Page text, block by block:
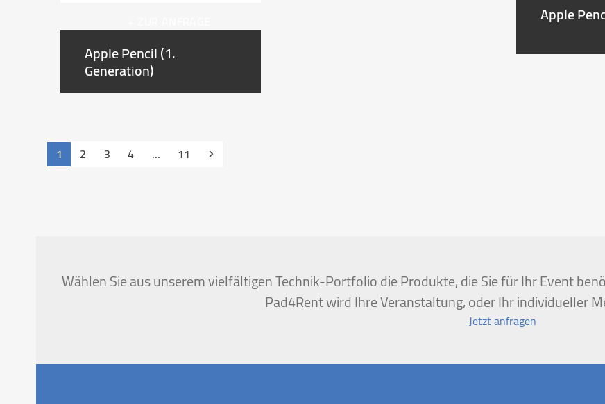
Apple Pencil (1.
Generation)
Apple
Seite
1 Seite
2 Seite
3 Seite
4 … Seite
11 Vorwärts
Wählen Sie aus unserem vielfältigen Technik-Portfolio die Produkte, die Sie für Ihr Event
Pad4Rent wird Ihre Veranstaltung, oder Ihr individueller
Jetzt anfragen